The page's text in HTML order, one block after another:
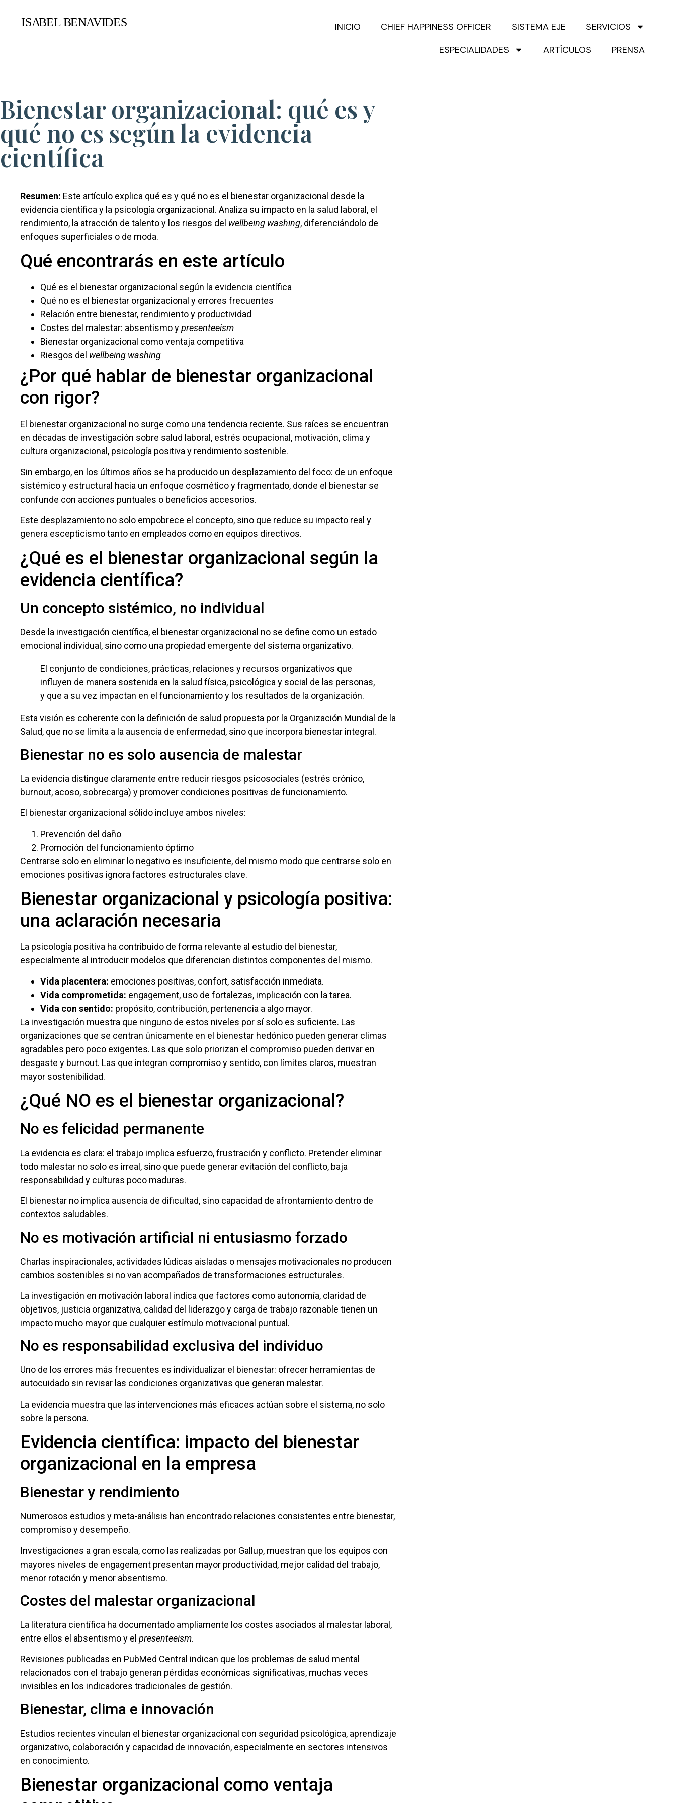
INICIO CHIEF HAPPINESS OFFICER SISTEMA EJE
SERVICIOS
ESPECIALIDADES
ARTÍCULOS PRENSA
Bienestar organizacional: qué es y
qué no es según la evidencia
científica
Resumen: Este artículo explica qué es y qué no es el bienestar organizacional desde la
evidencia científica y la psicología organizacional. Analiza su impacto en la salud laboral, el
rendimiento, la atracción de talento y los riesgos del wellbeing washing, diferenciándolo de
enfoques superficiales o de moda.
Qué encontrarás en este artículo
Qué es el bienestar organizacional según la evidencia científica
Qué no es el bienestar organizacional y errores frecuentes
Relación entre bienestar, rendimiento y productividad
Costes del malestar: absentismo ypresenteeism
Bienestar organizacional como ventaja competitiva
Riesgos del wellbeing washing
¿Por qué hablar de bienestar organizacional
con rigor?
El bienestar organizacional no surge como una tendencia reciente. Sus raíces se encuentran
en décadas de investigación sobre salud laboral, estrés ocupacional, motivación, clima y
cultura organizacional, psicología positiva y rendimiento sostenible.
Sin embargo, en los últimos años se ha producido un desplazamiento del foco: de un enfoque
sistémico y estructural hacia un enfoque cosmético y fragmentado, donde el bienestar se
confunde con acciones puntuales o beneficios accesorios.
Este desplazamiento no solo empobrece el concepto, sino que reduce su impacto real y
genera escepticismo tanto en empleados como en equipos directivos.
¿Qué es el bienestar organizacional según la
evidencia científica?
Un concepto sistémico, no individual
Desde la investigación científica, el bienestar organizacional no se define como un estado
emocional individual, sino como una propiedad emergente del sistema organizativo.
El conjunto de condiciones, prácticas, relaciones y recursos organizativos que
influyen de manera sostenida en la salud física, psicológica y social de las personas,
y que a su vez impactan en el funcionamiento y los resultados de la organización.
Esta visión es coherente con la definición de salud propuesta por la Organización Mundial de la
Salud, que no se limita a la ausencia de enfermedad, sino que incorpora bienestar integral.
Bienestar no es solo ausencia de malestar
La evidencia distingue claramente entre reducir riesgos psicosociales (estrés crónico,
burnout, acoso, sobrecarga) y promover condiciones positivas de funcionamiento.
El bienestar organizacional sólido incluye ambos niveles:
Prevención del daño
Promoción del funcionamiento óptimo
Centrarse solo en eliminar lo negativo es insuficiente, del mismo modo que centrarse solo en
emociones positivas ignora factores estructurales clave.
Bienestar organizacional y psicología positiva:
una aclaración necesaria
La psicología positiva ha contribuido de forma relevante al estudio del bienestar,
especialmente al introducir modelos que diferencian distintos componentes del mismo.
Vida placentera: emociones positivas, confort, satisfacción inmediata.
Vida comprometida: engagement, uso de fortalezas, implicación con la tarea.
Vida con sentido: propósito, contribución, pertenencia a algo mayor.
La investigación muestra que ninguno de estos niveles por sí solo es suficiente. Las
organizaciones que se centran únicamente en el bienestar hedónico pueden generar climas
agradables pero poco exigentes. Las que solo priorizan el compromiso pueden derivar en
desgaste y burnout. Las que integran compromiso y sentido, con límites claros, muestran
mayor sostenibilidad.
¿Qué NO es el bienestar organizacional?
No es felicidad permanente
La evidencia es clara: el trabajo implica esfuerzo, frustración y conflicto. Pretender eliminar
todo malestar no solo es irreal, sino que puede generar evitación del conflicto, baja
responsabilidad y culturas poco maduras.
El bienestar no implica ausencia de dificultad, sino capacidad de afrontamiento dentro de
contextos saludables.
No es motivación artificial ni entusiasmo forzado
Charlas inspiracionales, actividades lúdicas aisladas o mensajes motivacionales no producen
cambios sostenibles si no van acompañados de transformaciones estructurales.
La investigación en motivación laboral indica que factores como autonomía, claridad de
objetivos, justicia organizativa, calidad del liderazgo y carga de trabajo razonable tienen un
impacto mucho mayor que cualquier estímulo motivacional puntual.
No es responsabilidad exclusiva del individuo
Uno de los errores más frecuentes es individualizar el bienestar: ofrecer herramientas de
autocuidado sin revisar las condiciones organizativas que generan malestar.
La evidencia muestra que las intervenciones más eficaces actúan sobre el sistema, no solo
sobre la persona.
Evidencia científica: impacto del bienestar
organizacional en la empresa
Bienestar y rendimiento
Numerosos estudios y meta-análisis han encontrado relaciones consistentes entre bienestar,
compromiso y desempeño.
Investigaciones a gran escala, como las realizadas por Gallup, muestran que los equipos con
mayores niveles de engagement presentan mayor productividad, mejor calidad del trabajo,
menor rotación y menor absentismo.
Costes del malestar organizacional
La literatura científica ha documentado ampliamente los costes asociados al malestar laboral,
entre ellos el absentismo y el presenteeism.
Revisiones publicadas en PubMed Central indican que los problemas de salud mental
relacionados con el trabajo generan pérdidas económicas significativas, muchas veces
invisibles en los indicadores tradicionales de gestión.
Bienestar, clima e innovación
Estudios recientes vinculan el bienestar organizacional con seguridad psicológica, aprendizaje
organizativo, colaboración y capacidad de innovación, especialmente en sectores intensivos
en conocimiento.
Bienestar organizacional como ventaja